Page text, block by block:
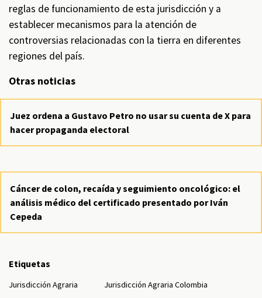
reglas de funcionamiento de esta jurisdicción y a
establecer mecanismos para la atención de
controversias relacionadas con la tierra en diferentes
regiones del país.
Otras noticias
Juez ordena a Gustavo Petro no usar su cuenta de X para
hacer propaganda electoral
Cáncer de colon, recaída y seguimiento oncológico: el
análisis médico del certificado presentado por Iván
Cepeda
Etiquetas
Jurisdicción Agraria
Jurisdicción Agraria Colombia